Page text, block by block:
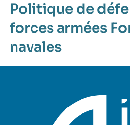
Politique de
forces armées
navales